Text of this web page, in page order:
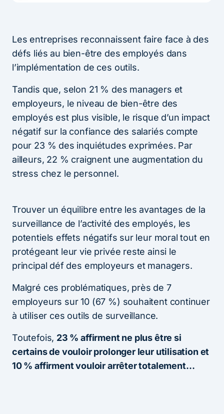
Les entreprises reconnaissent faire face à des
défs liés au bien-être des employés dans
l’implémentation de ces outils.
Tandis que, selon 21 % des managers et
employeurs, le niveau de bien-être des
employés est plus visible, le risque d’un impact
négatif sur la confiance des salariés compte
pour 23 % des inquiétudes exprimées. Par
ailleurs, 22 % craignent une augmentation du
stress chez le personnel.
Trouver un équilibre entre les avantages de la
surveillance de l’activité des employés, les
potentiels effets négatifs sur leur moral tout en
protégeant leur vie privée reste ainsi le
principal déf des employeurs et managers.
Malgré ces problématiques, près de 7
employeurs sur 10 (67 %) souhaitent continuer
à utiliser ces outils de surveillance.
Toutefois, 23 % affirment ne plus être si
certains de vouloir prolonger leur utilisation et
10 % affirment vouloir arrêter totalement…